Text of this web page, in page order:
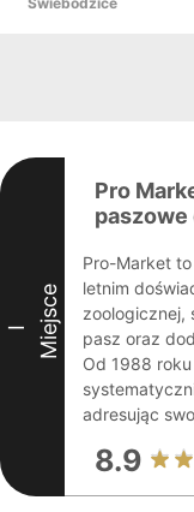
I Miejsce
Pro
Pro-Market
letnim
zoologicznej,
pasz oraz
Od 1988
adresując
8.9